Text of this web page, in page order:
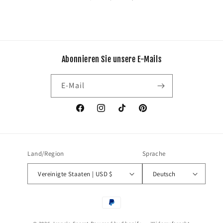
Abonnieren Sie unsere E-Mails
E-Mail
FacebookInstagramTikTok Pinterest
Land/Region
Vereinigte Staaten | USD $
Sprache
Deutsch
Zahlungsmethoden